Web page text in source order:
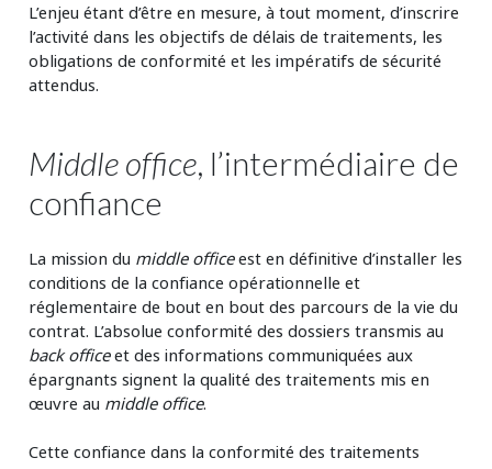
L’enjeu étant d’être en mesure, à tout moment, d’inscrire
l’activité dans les objectifs de délais de traitements, les
obligations de conformité et les impératifs de sécurité
attendus.
Middle office, l’intermédiaire de
confiance
La mission du middle officeest en définitive d’installer les
conditions de la confiance opérationnelle et
réglementaire de bout en bout des parcours de la vie du
contrat. L’absolue conformité des dossiers transmis au
back officeet des informations communiquées aux
épargnants signent la qualité des traitements mis en
œuvre au middle office.
Cette confiance dans la conformité des traitements